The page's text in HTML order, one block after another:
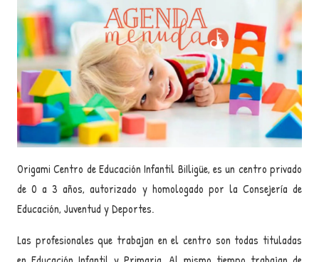
Origami Centro de Educación Infantil BiIligüe, es un centro privado
de 0 a 3 años, autorizado y homologado por la Consejería de
Educación, Juventud y Deportes.
Las profesionales que trabajan en el centro son todas tituladas